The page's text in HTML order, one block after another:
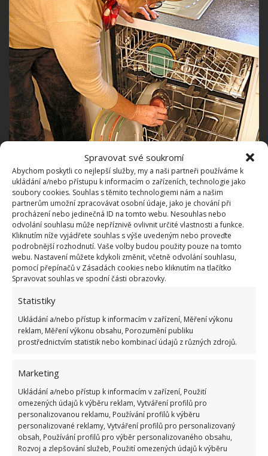
Spravovat své soukromí
Abychom poskytli co nejlepší služby, my a naši partneři používáme k
ukládání a/nebo přístupu k informacím o zařízeních, technologie jako
soubory cookies. Souhlas s těmito technologiemi nám a našim
partnerům umožní zpracovávat osobní údaje, jako je chování při
procházení nebo jedinečná ID na tomto webu. Nesouhlas nebo
odvolání souhlasu může nepříznivě ovlivnit určité vlastnosti a funkce.
Kliknutím níže vyjádřete souhlas s výše uvedeným nebo proveďte
podrobnější rozhodnutí. Vaše volby budou použity pouze na tomto
webu. Nastavení můžete kdykoli změnit, včetně odvolání souhlasu,
pomocí přepínačů v Zásadách cookies nebo kliknutím na tlačítko
Spravovat souhlas ve spodní části obrazovky.
Statistiky
Ukládání a/nebo přístup k informacím v zařízení, Měření výkonu
reklam, Měření výkonu obsahu, Porozumění publiku
prostřednictvím statistik nebo kombinací údajů z různých zdrojů.
Marketing
Ukládání a/nebo přístup k informacím v zařízení, Použití
omezených údajů k výběru reklam, Vytváření profilů pro
personalizovanou reklamu, Používání profilů k výběru
personalizované reklamy, Vytváření profilů pro personalizovaný
obsah, Používání profilů pro výběr personalizovaného obsahu,
Rozvoj a zlepšování služeb, Použití omezených údajů k výběru
6.Kuchyňské nože
Kuchyňské nože se v myčce tupí, tudíž ty, kde vám
skutečně jde o ostrost nože, do myčky nedávejte.
Navíc pokud má nůž dřevěnou rukojeť, riskujete, že
se rukojeť oddělí nebo praskne.
Nejnovější termohrnky bývají většinou pro myčku
bezpečné, ale naopak myčka může narušit jejich
schopnost izolace.